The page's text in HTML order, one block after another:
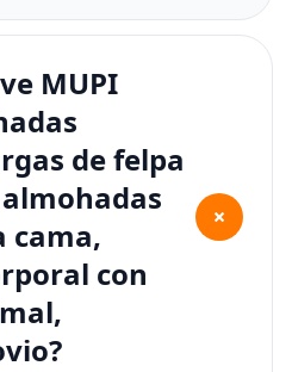
MUPI
de felpa
cama,
con
+